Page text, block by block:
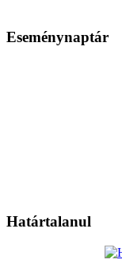
Eseménynaptár
Határtalanul